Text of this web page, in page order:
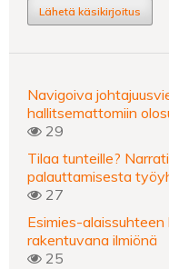
Lähetä käsikirjoitus
Navigoiva
hallitsemattomiin
29
Tilaa tunteille?
palauttamisesta
27
Esimies-
rakentuvana ilmiönä
25